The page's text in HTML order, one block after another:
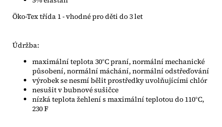
Öko-Tex třída 1 - vhodné pro děti do 3 let
Údržba:
maximální teplota 30°C praní, normální mechanické
působení, normální máchání, normální odstřeďování
výrobek se nesmí bělit prostředky uvolňujícími chlór
nesušit v bubnové sušičce
nízká teplota žehlení s maximální teplotou do 110°C,
230 F